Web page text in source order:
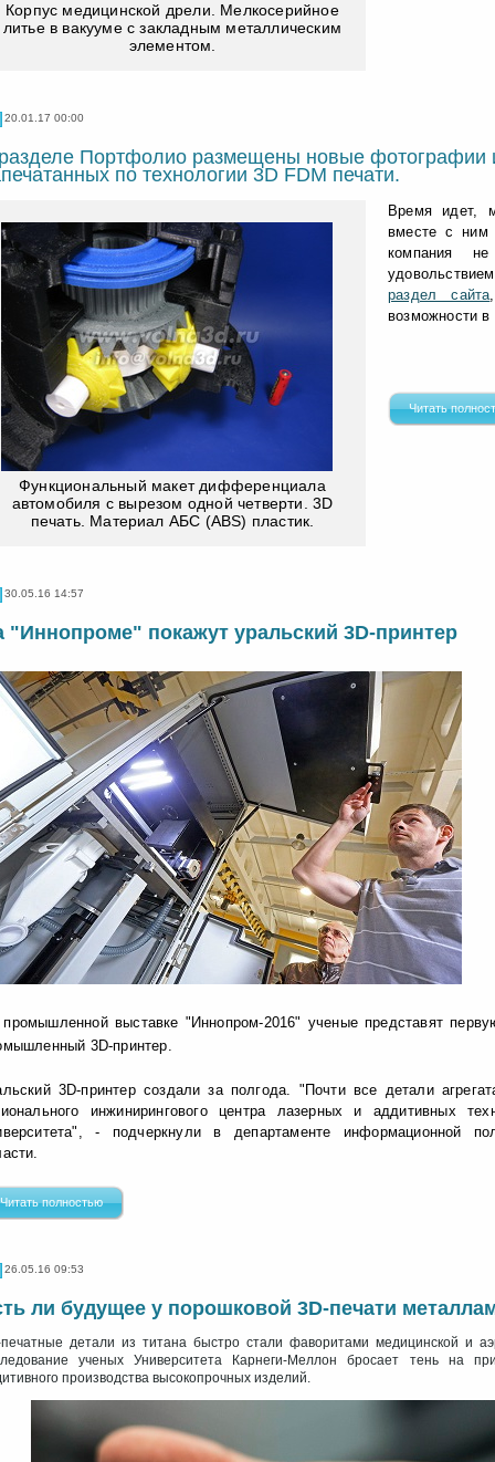
Корпус медицинской дрели. Мелкосерийное
литье в вакууме с закладным металлическим
элементом.
20.01.17 00:00
Портфолио размещены новые фотографии
по технологии 3D FDM печати.
Функциональный макет дифференциала
автомобиля с вырезом одной четверти. 3D
печать. Материал АБС (ABS) пластик.
Время идет,
вместе с ним
компания
раздел сайта
возможности
Читать
30.05.16 14:57
"Иннопроме" покажут уральский 3D-принтер
выставке "Иннопром-2016" ученые представят
3D-принтер.
3D-принтер создали за полгода. "Почти все детали
инжинирингового центра лазерных и аддитивных
- подчеркнули в департаменте информационной
Читать полностью
26.05.16 09:53
ли будущее у порошковой 3D-печати
детали из титана быстро стали фаворитами медицинской и
ученых Университета Карнеги-Меллон бросает тень на
производства высокопрочных изделий.